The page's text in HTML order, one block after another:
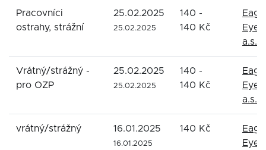
Pracovníci
ostrahy, strážní
25.02.2025
25.02.2025
140 -
140 Kč
Eyes
a.s.
Vrátný/strážný -
pro OZP
25.02.2025
25.02.2025
140 -
140 Kč
Eyes
a.s.
vrátný/strážný 16.01.2025
16.01.2025
140 Kč
Eyes